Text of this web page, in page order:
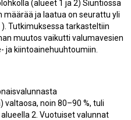
(alueet 1 ja 2) Siuntiossa
ja laatua on seurattu yli
Tutkimuksessa tarkasteltiin
muutos vaikutti valumavesien
ja kiintoainehuuhtoumiin.
noin 80–90 %, tuli
2. Vuotuiset valunnat